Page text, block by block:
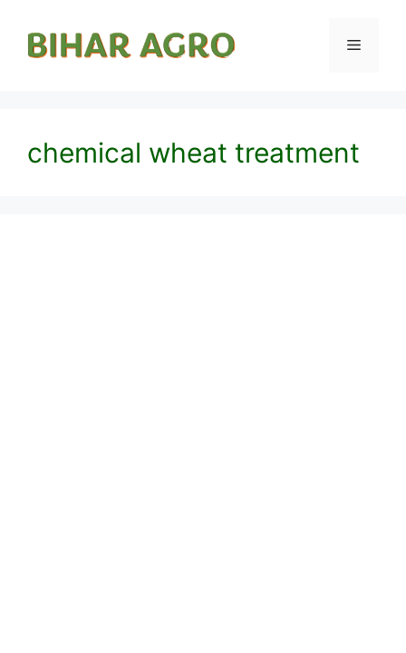
chemical wheat treatment